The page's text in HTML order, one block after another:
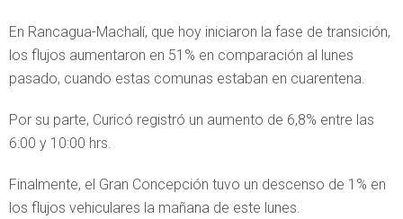
En Rancagua-Machalí, que hoy iniciaron la fase de transición,
los flujos aumentaron en 51% en comparación al lunes
pasado, cuando estas comunas estaban en cuarentena.
Por su parte, Curicó registró un aumento de 6,8% entre las
6:00 y 10:00 hrs.
Finalmente, el Gran Concepción tuvo un descenso de 1% en
los flujos vehiculares la mañana de este lunes.